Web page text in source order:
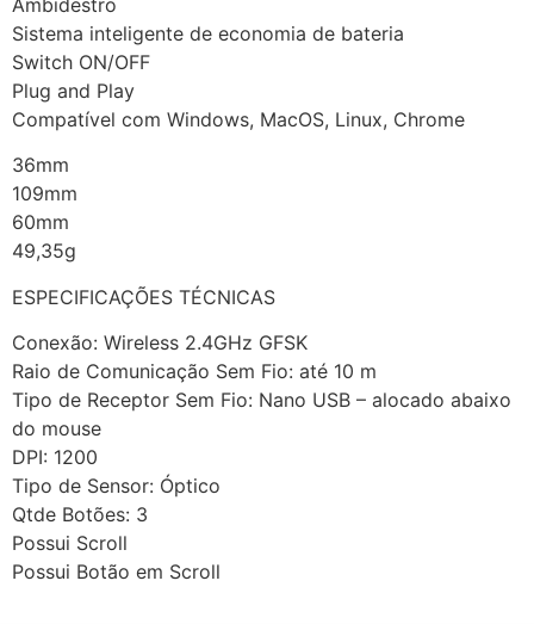
Sistema inteligente de economia de bateria
Switch ON/OFF
Plug and Play
Compatível com Windows, MacOS, Linux, Chrome
36mm
109mm
60mm
49,35g
ESPECIFICAÇÕES TÉCNICAS
Conexão: Wireless 2.4GHz GFSK
Raio de Comunicação Sem Fio: até 10 m
Tipo de Receptor Sem Fio: Nano USB – alocado abaixo
do mouse
DPI: 1200
Tipo de Sensor: Óptico
Qtde Botões: 3
Possui Scroll
Possui Botão em Scroll